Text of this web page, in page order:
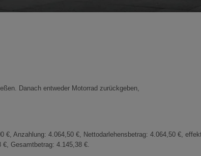
Danach entweder Motorrad zurückgeben,
Anzahlung: 4.064,50 €, Nettodarlehensbetrag: 4.064,50 €,
Gesamtbetrag: 4.145,38 €.